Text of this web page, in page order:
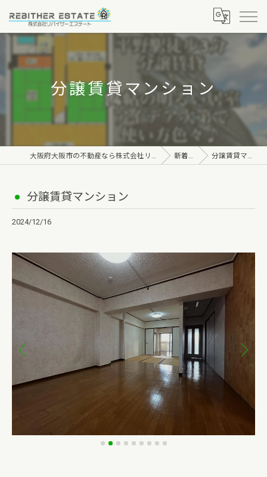
分譲賃貸マンション
大阪府大阪市の不動産なら株式会社リバイザーエステート 新着情報 分譲賃貸マンション
分譲賃貸マンション
2024/12/16